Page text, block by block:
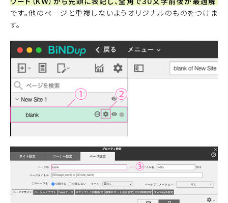
です。他のページと重複しないようオリジナルのものをつけま
す。